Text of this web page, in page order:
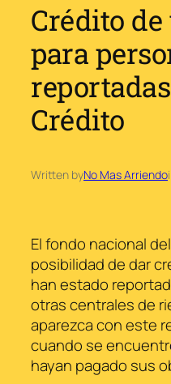
Crédito
para
Crédito
Written byNo Mas Arriendo
El fondo nacional
posibilidad de dar
han estado
otras centrales de
aparezca con este
cuando se
hayan pagado sus